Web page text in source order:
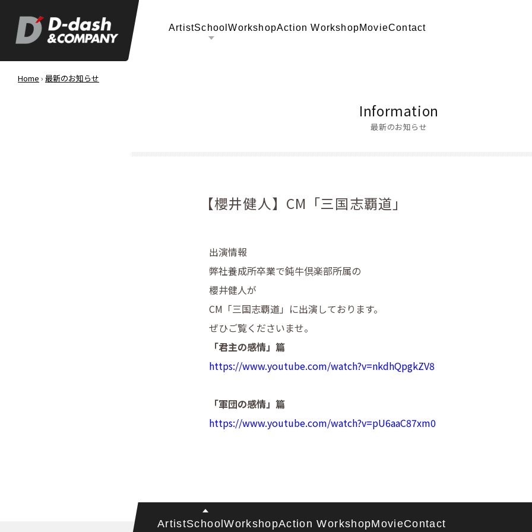
ArtistSchoolWorkshopAction WorkshopMovieContact
Home › 最新のお知らせ
Information
最新のお知らせ
【櫻井健人】CM「三国志覇道」
出演情報
弊社養成所卒業で鈍牛倶楽部所属の
櫻井健人が
CM「三国志覇道」に出演しております。
ぜひご覧くださいませ。
「君主の感情」篇
https://www.youtube.com/watch?v=nkdhQpgkZV8
「軍団の感情」篇
https://www.youtube.com/watch?v=pU6aaC87xm0
ArtistSchoolWorkshopAction WorkshopMovieContact